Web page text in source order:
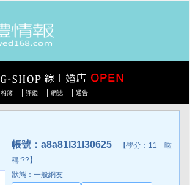
相簿 評鑑 網誌 通告
帳號：a8a81l31l30625 【學分：11 暱
稱:??】
狀態：一般網友